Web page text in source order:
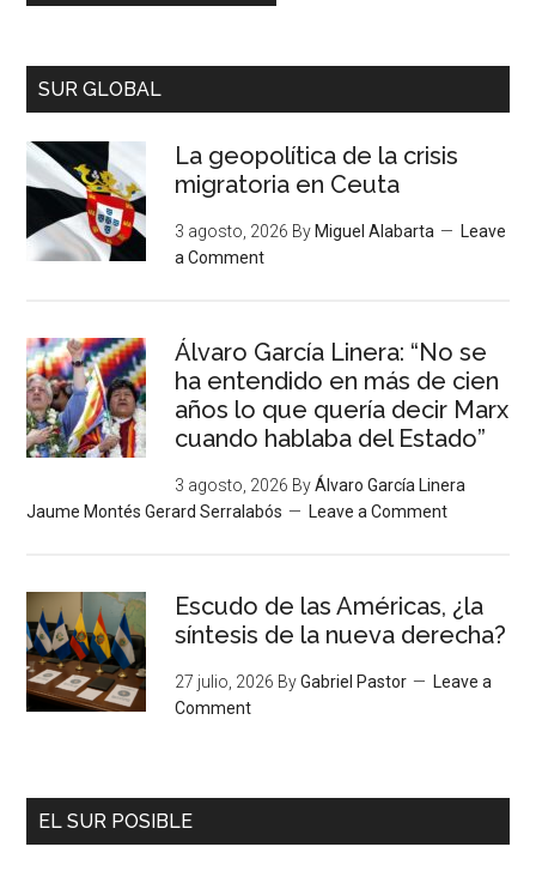
SUR GLOBAL
La geopolítica de la crisis
migratoria en Ceuta
3 agosto, 2026 By Miguel Alabarta
Leave
a Comment
Álvaro García Linera: “No se
ha entendido en más de cien
años lo que quería decir Marx
cuando hablaba del Estado”
3 agosto, 2026 ByÁlvaro García Linera
Jaume Montés Gerard Serralabós
Leave a Comment
Escudo de las Américas, ¿la
síntesis de la nueva derecha?
27 julio, 2026 ByGabriel Pastor
Leave a
Comment
EL SUR POSIBLE